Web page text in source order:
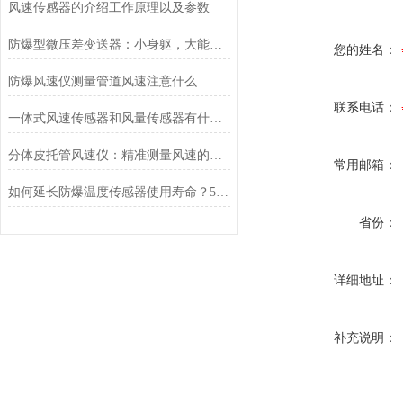
风速传感器的介绍工作原理以及参数
防爆型微压差变送器：小身躯，大能量，防爆测压两不误
防爆风速仪测量管道风速注意什么
一体式风速传感器和风量传感器有什么不同？
分体皮托管风速仪：精准测量风速的可靠利器
如何延长防爆温度传感器使用寿命？5个高危环境保养技巧
您的姓名：
联系电话：
常用邮箱：
省份：
详细地址：
补充说明：